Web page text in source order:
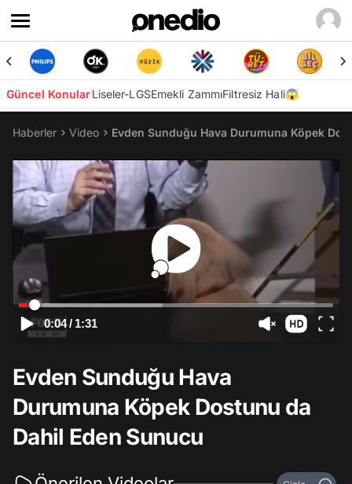
Güncel KonularLiseler-LGSEmekli ZammıFiltresiz Hali😱
Haberler Video Evden Sunduğu Hava Durumuna Köpek
0:04/ 1:31
Evden Sunduğu Hava
Durumuna Köpek Dostunu da
Dahil Eden Sunucu